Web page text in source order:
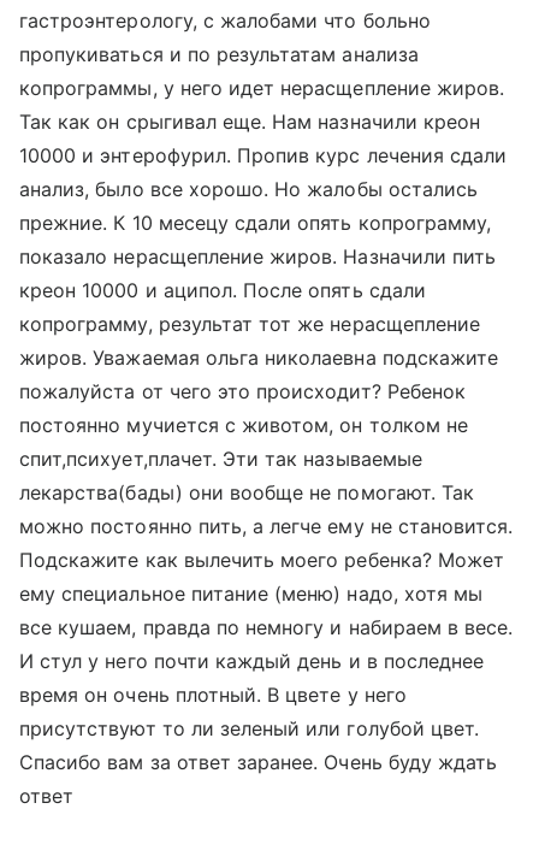
гастроэнтерологу, с жалобами что больно
пропукиваться и по результатам анализа
копрограммы, у него идет нерасщепление жиров.
Так как он срыгивал еще. Нам назначили креон
10000 и энтерофурил. Пропив курс лечения сдали
анализ, было все хорошо. Но жалобы остались
прежние. К 10 месецу сдали опять копрограмму,
показало нерасщепление жиров. Назначили пить
креон 10000 и аципол. После опять сдали
копрограмму, результат тот же нерасщепление
жиров. Уважаемая ольга николаевна подскажите
пожалуйста от чего это происходит? Ребенок
постоянно мучиется с животом, он толком не
спит,психует,плачет. Эти так называемые
лекарства(бады) они вообще не помогают. Так
можно постоянно пить, а легче ему не становится.
Подскажите как вылечить моего ребенка? Может
ему специальное питание (меню) надо, хотя мы
все кушаем, правда по немногу и набираем в весе.
И стул у него почти каждый день и в последнее
время он очень плотный. В цвете у него
присутствуют то ли зеленый или голубой цвет.
Спасибо вам за ответ заранее. Очень буду ждать
ответ